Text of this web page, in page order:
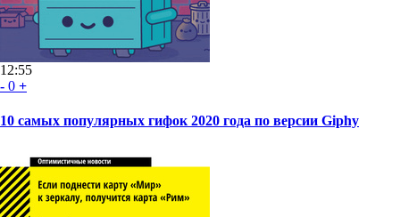
12:55
- 0 +
10 самых популярных гифок 2020 года по версии Giphy